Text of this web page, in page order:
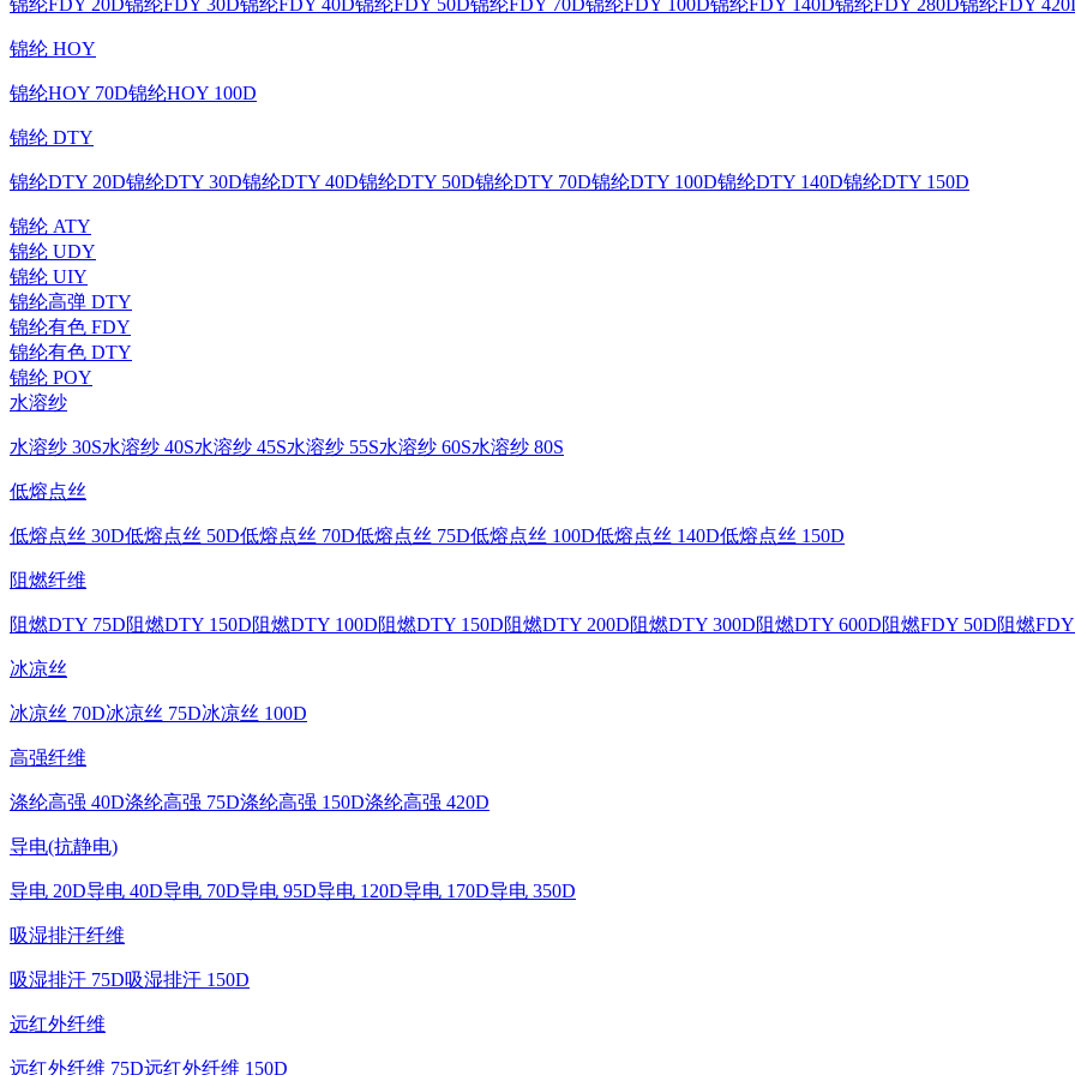
锦纶FDY 20D锦纶FDY 30D锦纶FDY 40D锦纶FDY 50D锦纶FDY 70D锦纶FDY 100D锦纶FDY 140D锦纶FDY 280D锦纶FDY
锦纶 HOY
锦纶HOY 70D锦纶HOY 100D
锦纶 DTY
锦纶DTY 20D锦纶DTY 30D锦纶DTY 40D锦纶DTY 50D锦纶DTY 70D锦纶DTY 100D锦纶DTY 140D锦纶DTY 150D
锦纶 ATY
锦纶 UDY
锦纶 UIY
锦纶高弹 DTY
锦纶有色 FDY
锦纶有色 DTY
锦纶 POY
水溶纱
水溶纱 30S水溶纱 40S水溶纱 45S水溶纱 55S水溶纱 60S水溶纱 80S
低熔点丝
低熔点丝 30D低熔点丝 50D低熔点丝 70D低熔点丝 75D低熔点丝 100D低熔点丝 140D低熔点丝 150D
阻燃纤维
阻燃DTY 75D阻燃DTY 150D阻燃DTY 100D阻燃DTY 150D阻燃DTY 200D阻燃DTY 300D阻燃DTY 600D阻燃FDY 50D阻燃
冰凉丝
冰凉丝 70D冰凉丝 75D冰凉丝 100D
高强纤维
涤纶高强 40D涤纶高强 75D涤纶高强 150D涤纶高强 420D
导电(抗静电)
导电 20D导电 40D导电 70D导电 95D导电 120D导电 170D导电 350D
吸湿排汗纤维
吸湿排汗 75D吸湿排汗 150D
远红外纤维
远红外纤维 75D远红外纤维 150D